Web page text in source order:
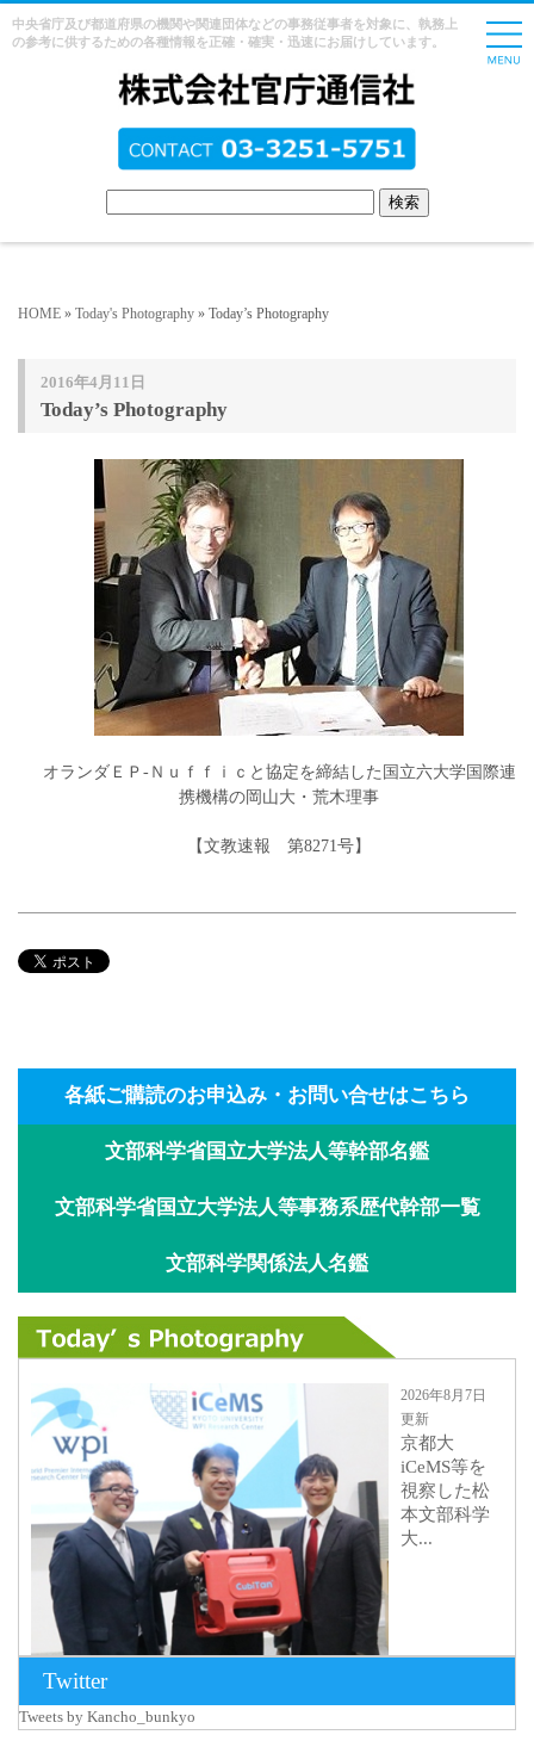
中央省庁及び都道府県の機関や関連団体などの事務従事者を対象に、執務上
の参考に供するための各種情報を正確・確実・迅速にお届けしています。
HOME » Today's Photography » Today’s Photography
2016年4月11日
Today’s Photography
オランダＥＰ‐Ｎｕｆｆｉｃと協定を締結した国立六大学国際連
携機構の岡山大・荒木理事
【文教速報 第8271号】
各紙ご購読のお申込み・お問い合せはこちら
文部科学省国立大学法人等幹部名鑑
文部科学省国立大学法人等事務系歴代幹部一覧
文部科学関係法人名鑑
2026年8月7日
更新
京都大
iCeMS等を
視察した松
本文部科学
大...
Twitter
Tweets by Kancho_bunkyo